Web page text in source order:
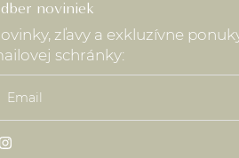
noviniek
zľavy a exkluzívne
schránky: